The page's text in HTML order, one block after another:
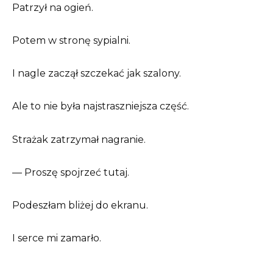
Patrzył na ogień.
Potem w stronę sypialni.
I nagle zaczął szczekać jak szalony.
Ale to nie była najstraszniejsza część.
Strażak zatrzymał nagranie.
— Proszę spojrzeć tutaj.
Podeszłam bliżej do ekranu.
I serce mi zamarło.